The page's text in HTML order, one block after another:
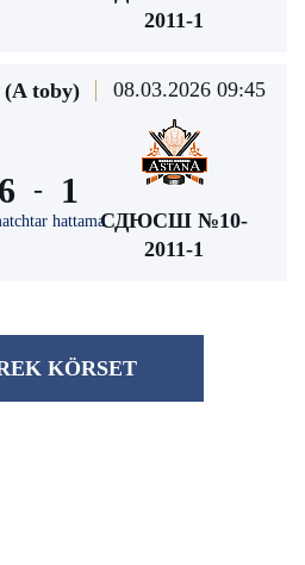
2011-1
toby) 08.03.2026 09:45
6 -
hattama
1
СДЮСШ №10-
2011-1
KÖRSET